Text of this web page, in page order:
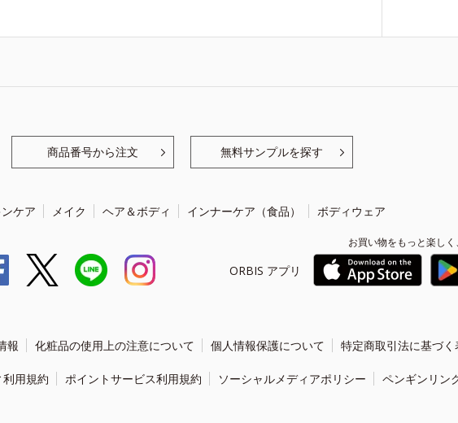
商品番号から注文 無料サンプルを探す
ケア メイク ヘア＆ボディ インナーケア（食品） ボディウェア
ORBIS アプリ
お買い物をもっと楽しく
報 化粧品の使用上の注意について 個人情報保護について 特定商取引法に基づく
用規約 ポイントサービス利用規約 ソーシャルメディアポリシー ペンギンリン